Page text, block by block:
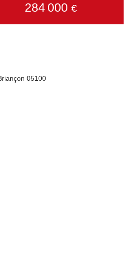
284 000 €
05100